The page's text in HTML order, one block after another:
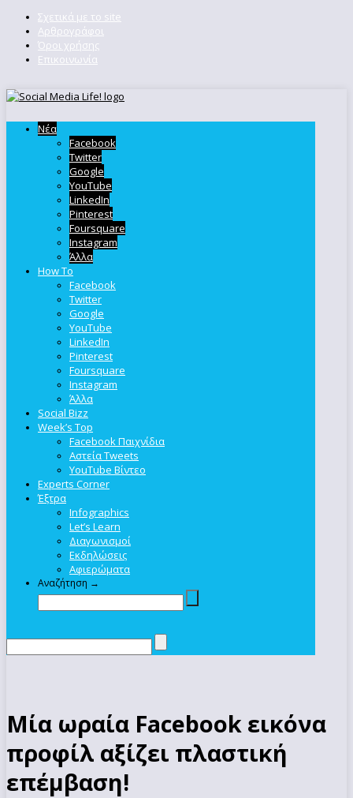
Σχετικά με το site
Αρθρογράφοι
Όροι χρήσης
Επικοινωνία
Νέα
Facebook
Twitter
Google
YouTube
LinkedIn
Pinterest
Foursquare
Instagram
Άλλα
How To
Facebook
Twitter
Google
YouTube
LinkedIn
Pinterest
Foursquare
Instagram
Άλλα
Social Bizz
Week’s Top
Facebook Παιχνίδια
Αστεία Tweets
YouTube Βίντεο
Experts Corner
Έξτρα
Infographics
Let’s Learn
Διαγωνισμοί
Εκδηλώσεις
Αφιερώματα
Αναζήτηση →
Μία ωραία Facebook εικόνα
προφίλ αξίζει πλαστική
επέμβαση!